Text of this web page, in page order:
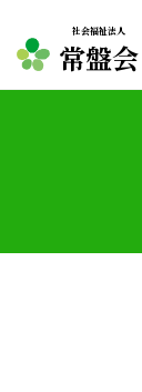
社会福祉法人
常盤会